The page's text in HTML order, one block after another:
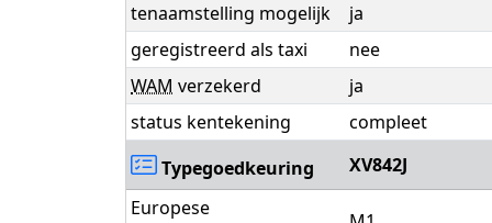
tenaamstelling mogelijk
ja
geregistreerd als taxi
nee
WAM verzekerd
ja
status kentekening
compleet
Typegoedkeuring
XV842J
Europese